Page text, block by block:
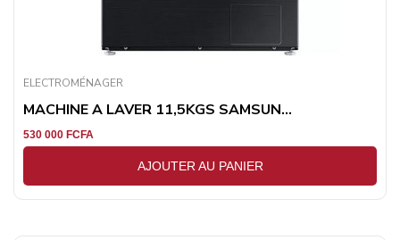
ELECTROMÉNAGER
MACHINE A LAVER 11,5KGS SAMSUN...
530 000 FCFA
AJOUTER AU PANIER